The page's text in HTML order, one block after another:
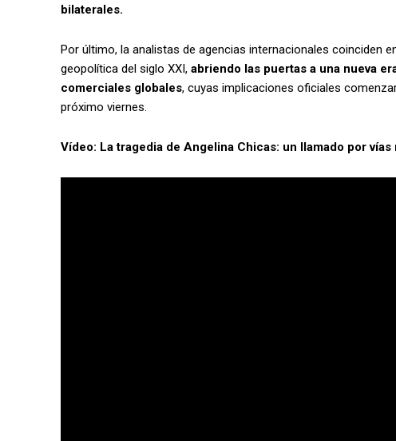
bilaterales.
Por último, la analistas de agencias internacionales coinciden
geopolítica del siglo XXI, abriendo las puertas a una nueva
comerciales globales, cuyas implicaciones oficiales
próximo viernes.
Vídeo: La tragedia de Angelina Chicas: un llamado por vías